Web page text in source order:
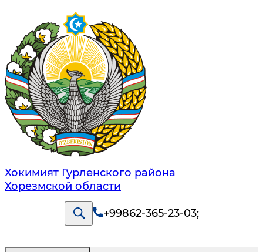
Хокимият Гурленского района
Хорезмской области
+99862-365-23-03;